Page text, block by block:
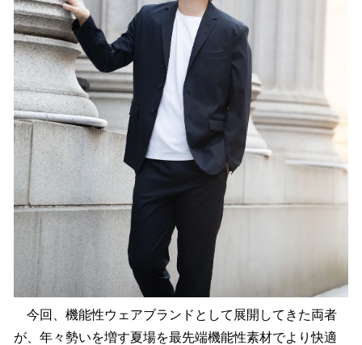
今回、機能性ウェアブランドとして展開してきた両者
が、年々勢いを増す夏場を最先端機能性素材でより快適